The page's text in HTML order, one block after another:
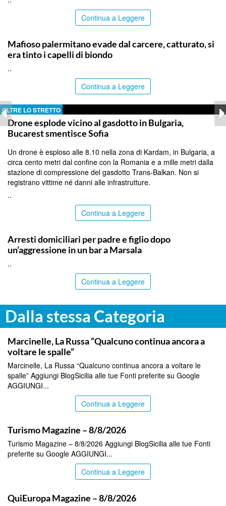
Continua a Leggere
Mafioso palermitano evade dal carcere, catturato, si
era tinto i capelli di biondo
..
Continua a Leggere
OLTRE LO STRETTO
Drone esplode vicino al gasdotto in Bulgaria,
Bucarest smentisce Sofia
Un drone è esploso alle 8.10 nella zona di Kardam, in Bulgaria, a
circa cento metri dal confine con la Romania e a mille metri dalla
stazione di compressione del gasdotto Trans-Balkan. Non si
registrano vittime né danni alle infrastrutture.
..
Continua a Leggere
Arresti domiciliari per padre e figlio dopo
un’aggressione in un bar a Marsala
..
Continua a Leggere
Dalla stessa Categoria
ITALPRESS
Marcinelle, La Russa “Qualcuno continua ancora a
voltare le spalle”
Marcinelle, La Russa “Qualcuno continua ancora a voltare le
spalle” Aggiungi BlogSicilia alle tue Fonti preferite su Google
AGGIUNGI...
Continua a Leggere
Turismo Magazine – 8/8/2026
Turismo Magazine – 8/8/2026 Aggiungi BlogSicilia alle tue Fonti
preferite su Google AGGIUNGI...
Continua a Leggere
QuiEuropa Magazine – 8/8/2026